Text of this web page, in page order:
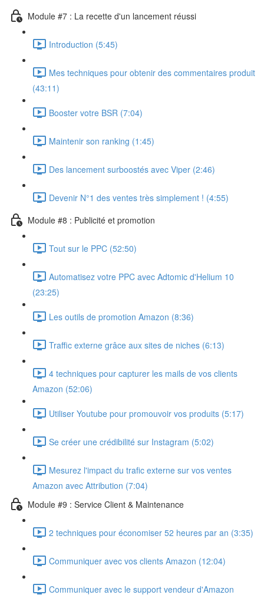
Module #7 : La recette d'un lancement réussi
Introduction (5:45)
Mes techniques pour obtenir des commentaires produit
(43:11)
Booster votre BSR (7:04)
Maintenir son ranking (1:45)
Des lancement surboostés avec Viper (2:46)
Devenir N°1 des ventes très simplement ! (4:55)
Module #8 : Publicité et promotion
Tout sur le PPC (52:50)
Automatisez votre PPC avec Adtomic d'Helium 10
(23:25)
Les outils de promotion Amazon (8:36)
Traffic externe grâce aux sites de niches (6:13)
4 techniques pour capturer les mails de vos clients
Amazon (52:06)
Utiliser Youtube pour promouvoir vos produits (5:17)
Se créer une crédibilité sur Instagram (5:02)
Mesurez l'impact du trafic externe sur vos ventes
Amazon avec Attribution (7:04)
Module #9 : Service Client & Maintenance
2 techniques pour économiser 52 heures par an (3:35)
Communiquer avec vos clients Amazon (12:04)
Communiquer avec le support vendeur d'Amazon